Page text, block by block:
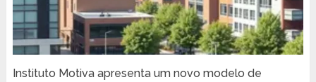
Instituto Motiva apresenta um novo modelo de